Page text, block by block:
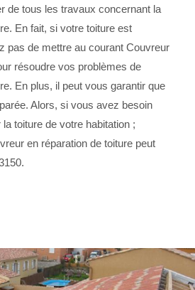
de tous les travaux concernant la
En fait, si votre toiture est
pas de mettre au courant Couvreur
résoudre vos problèmes de
En plus, il peut vous garantir que
Alors, si vous avez besoin
la toiture de votre habitation ;
en réparation de toiture peut